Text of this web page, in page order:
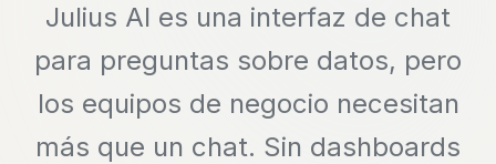
Julius AI es una interfaz de chat
para preguntas sobre datos, pero
los equipos de negocio necesitan
más que un chat. Sin dashboards